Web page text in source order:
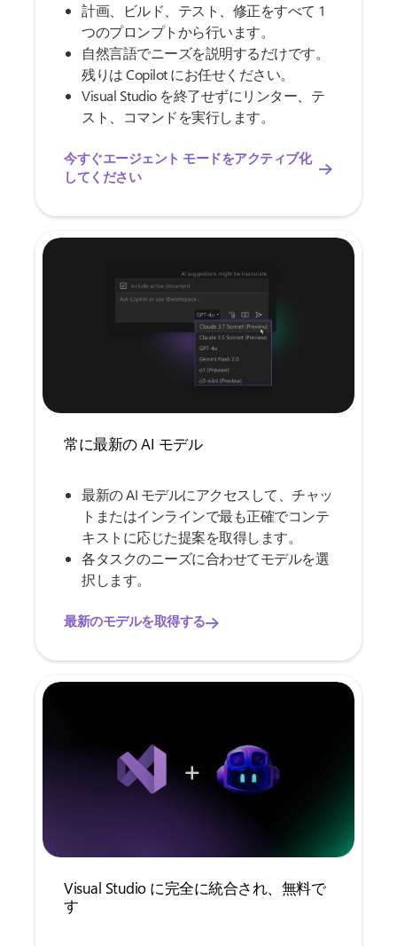
計画、ビルド、テスト、修正をすべて 1
つのプロンプトから行います。
自然言語でニーズを説明するだけです。
残りは Copilot にお任せください。
Visual Studio を終了せずにリンター、テ
スト、コマンドを実行します。
今すぐエージェント モードをアクティブ化
してください
常に最新の AI モデル
最新の AI モデルにアクセスして、チャッ
トまたはインラインで最も正確でコンテ
キストに応じた提案を取得します。
各タスクのニーズに合わせてモデルを選
択します。
最新のモデルを取得する
Visual Studio に完全に統合され、無料で
す